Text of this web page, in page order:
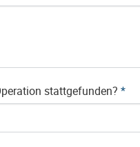
stattgefunden? *